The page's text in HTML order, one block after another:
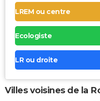
LREM ou centre
Ecologiste
LR ou droite
Villes voisines de la